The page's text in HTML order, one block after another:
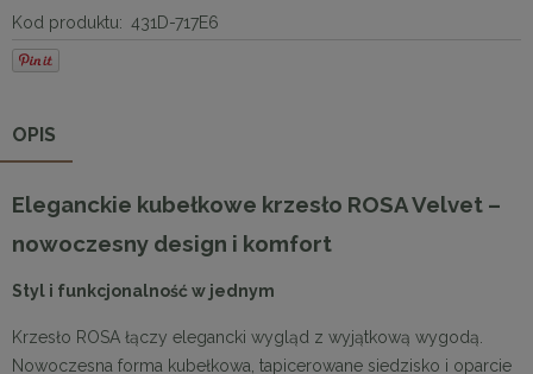
Kod produktu: 431D-717E6
OPIS
Eleganckie kubełkowe krzesło ROSA Velvet –
nowoczesny design i komfort
Styl i funkcjonalność w jednym
Krzesło ROSA łączy elegancki wygląd z wyjątkową wygodą.
Nowoczesna forma kubełkowa, tapicerowane siedzisko i oparcie